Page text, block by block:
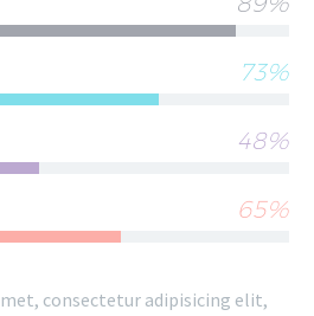
73%
48%
65%
consectetur adipisicing elit,